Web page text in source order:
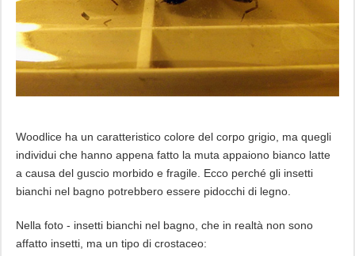
Woodlice ha un caratteristico colore del corpo grigio, ma quegli
individui che hanno appena fatto la muta appaiono bianco latte
a causa del guscio morbido e fragile. Ecco perché gli insetti
bianchi nel bagno potrebbero essere pidocchi di legno.
Nella foto - insetti bianchi nel bagno, che in realtà non sono
affatto insetti, ma un tipo di crostaceo: